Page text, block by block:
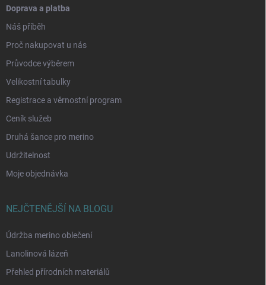
Doprava a platba
Náš příběh
Proč nakupovat u nás
Průvodce výběrem
Velikostní tabulky
Registrace a věrnostní program
Ceník služeb
Druhá šance pro merino
Udržitelnost
Moje objednávka
NEJČTENĚJŠÍ NA BLOGU
Údržba merino oblečení
Lanolinová lázeň
Přehled přírodních materiálů